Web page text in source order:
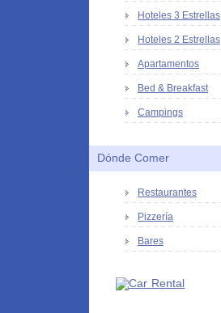
Hoteles 3 Estrellas
Hoteles 2 Estrellas
Apartamentos
Bed & Breakfast
Campings
Dónde Comer
Restaurantes
Pizzería
Bares